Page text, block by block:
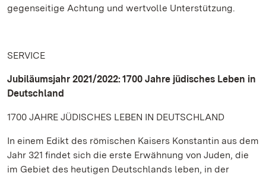
gegenseitige Achtung und wertvolle Unterstützung.
SERVICE
Jubiläumsjahr 2021/2022: 1700 Jahre jüdisches Leben in
Deutschland
1700 JAHRE JÜDISCHES LEBEN IN DEUTSCHLAND
In einem Edikt des römischen Kaisers Konstantin aus dem
Jahr 321 findet sich die erste Erwähnung von Juden, die
im Gebiet des heutigen Deutschlands leben, in der